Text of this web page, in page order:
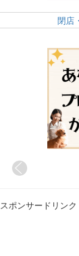
閉店
スポンサードリンク